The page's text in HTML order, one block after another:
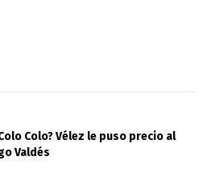
Colo? Vélez le puso precio al
Valdés